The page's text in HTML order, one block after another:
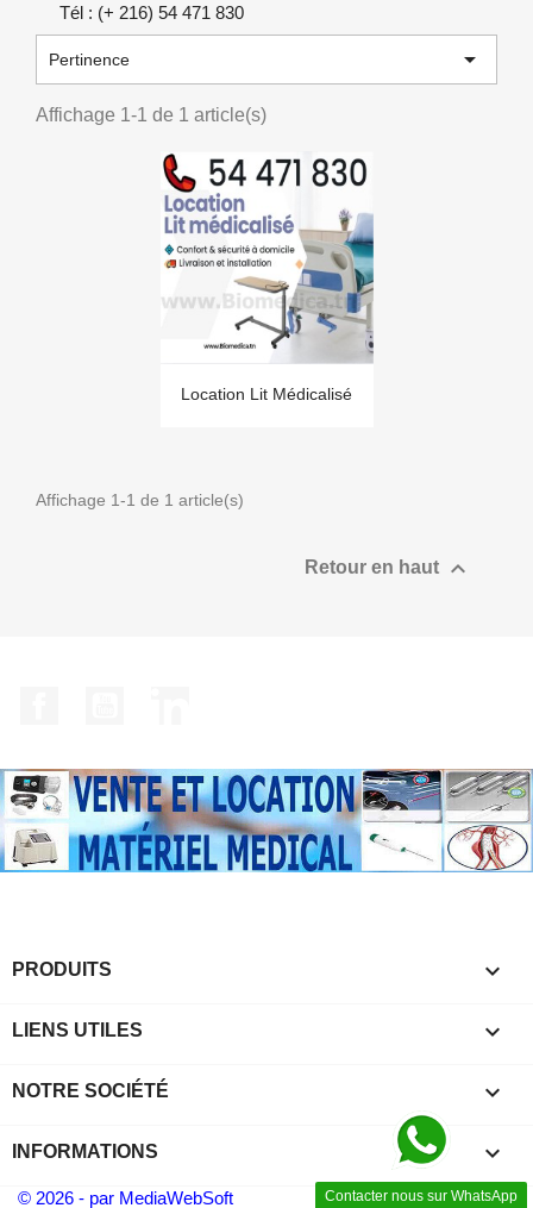
Tél : (+ 216) 54 471 830
Pertinence 
Affichage 1-1 de 1 article(s)
Location Lit Médicalisé
Affichage 1-1 de 1 article(s)
Retour en haut 
PRODUITS 
LIENS UTILES 
NOTRE SOCIÉTÉ 
Contacter nous sur WhatsApp
INFORMATIONS keyboard_arrow_down
© 2026 - par MediaWebSoft